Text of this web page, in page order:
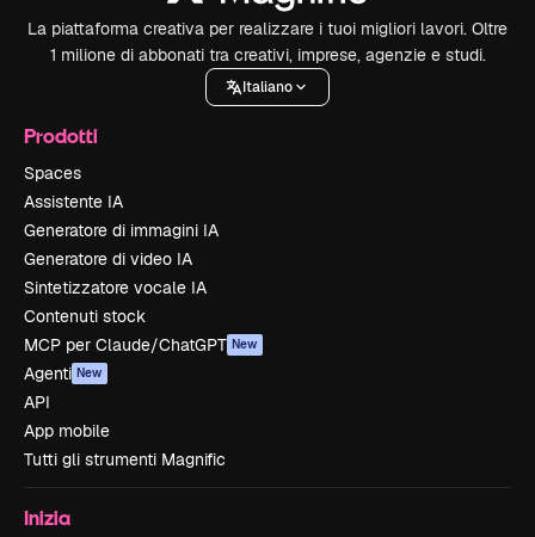
La piattaforma creativa per realizzare i tuoi migliori lavori. Oltre
1 milione di abbonati tra creativi, imprese, agenzie e studi.
Italiano
Prodotti
Spaces
Assistente IA
Generatore di immagini IA
Generatore di video IA
Sintetizzatore vocale IA
Contenuti stock
MCP per Claude/ChatGPT New
Agenti New
API
App mobile
Tutti gli strumenti Magnific
Inizia